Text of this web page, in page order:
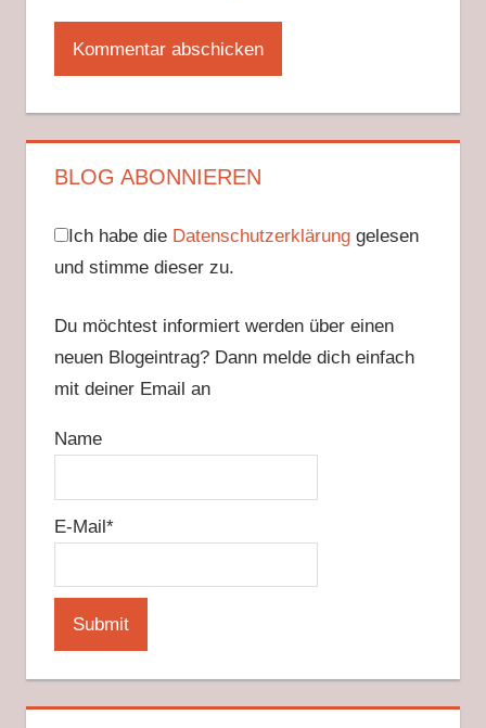
BLOG ABONNIEREN
Ich habe die Datenschutzerklärunggelesen
und stimme dieser zu.
Du möchtest informiert werden über einen
neuen Blogeintrag? Dann melde dich einfach
mit deiner Email an
Name
E-Mail*